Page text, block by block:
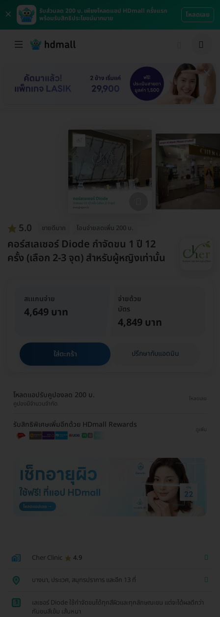
×
รับส่วนลด 200 บ. เพียงโหลดแอป HDmall ครั้งแรก
พร้อมรับสิทธิประโยชน์มากมาย
โหลดเลย
5.0 ขายดีมาก โอนจ่ายลดเพิ่ม 200 บ.
คอร์สเลเซอร์ Diode กำจัดขน 1 ปี 12
ครั้ง (เลือก 2-3 จุด) สำหรับผู้หญิงเท่านั้น
จ่ายด้วย
บัตร
4,849 บาท
สเแกนจ่าย
4,649 บาท
ใส่ตะกร้า ปรึกษากับแอดมิน
โหลดแอปรับคูปองลด 200 บ.
คูปองมีจำนวนจำกัด
โหลดเลย
รับสิทธิพิเศษเพิ่มอีกด้วย HDmall Rewards
ดูเพิ่ม
Cher Clinic 4.9
บางนา, ประเวศ, สมุทรปราการ และอีก 13 ที่
1
เลเซอร์ Diode ใช้กำจัดขนได้ทุกสีผิวและทุกลักษณะขน แต่จะได้ผลดีกว่า
กับขนสีเข้ม เส้นหนา